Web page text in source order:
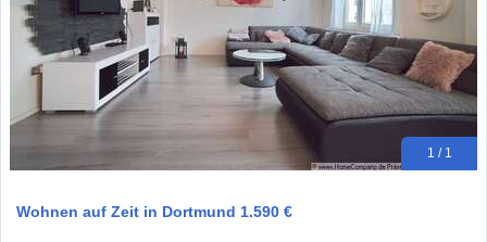
1 / 1
Wohnen auf Zeit in Dortmund 1.590 €